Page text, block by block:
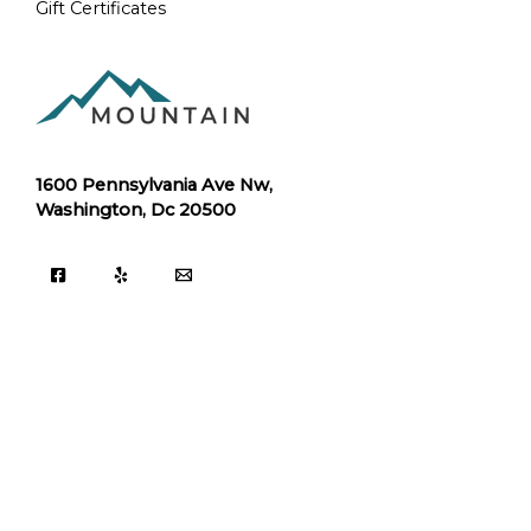
Gift Certificates
1600 Pennsylvania Ave Nw,
Washington, Dc 20500